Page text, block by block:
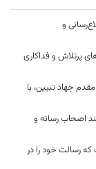
و
پرتلاش و فداکاری
جهاد تبیین، با
اصحاب رسانه و
رسالت خود را در